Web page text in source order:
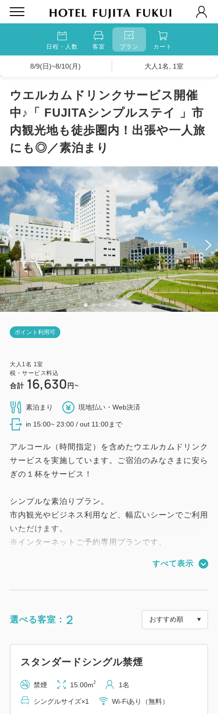
日程・人数 客室 プラン カート
8/9(日)~8/10(月) 大人1名, 1室
ウエルカムドリンクサービス開催
中♪「 FUJITAシンプルステイ 」市
内観光地も徒歩圏内！出張や一人旅
にも◎／素泊まり
ポイント利用可
大人 1 名 1 室
税・サービス料込
合計 16,630 円~
素泊まり 現地払い・Web決済
in 15:00~ 23:00 / out 11:00まで
アルコール（時間指定）を含めたウエルカムドリンク
サービスを実施しています。ご宿泊のみなさまに安ら
ぎの１杯をサービス！
シンプルな素泊りプラン。
市内観光やビジネス利用など、幅広いシーンでご利用
いただけます。
※インターネットご予約専用プランです。
2：シャンプーバーなどのアメニティバイキング
3：福井駅徒歩8分・片町徒歩1分の好立地で観光にも
5：快眠をサポートするサータ社製ベッドを採用
■アクセス・駐車場
・福井駅より徒歩8分
すべて表示
選べる客室： 2
スタンダードシングル禁煙
禁煙 15.00m2 1名
シングルサイズ×1 Wi-Fiあり（無料）